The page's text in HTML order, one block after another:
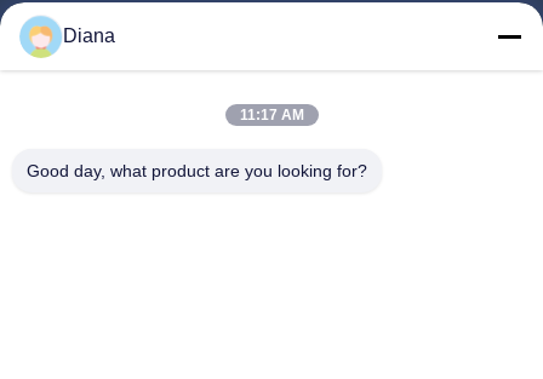
Aperçu
Produits
A Propos De Nous
Diana
11:17 AM
Good day, what product are you looking for?